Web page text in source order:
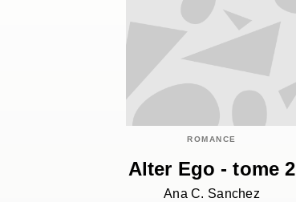
ROMANCE
Alter Ego - tome 2
Ana C. Sanchez